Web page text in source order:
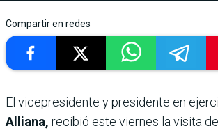
Compartir en redes
El vicepresidente y presidente en
Alliana, recibió este viernes la visita del